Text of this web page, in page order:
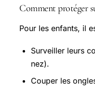
Comment protéger
Pour les enfants, il
Surveiller leurs
nez).
Couper les